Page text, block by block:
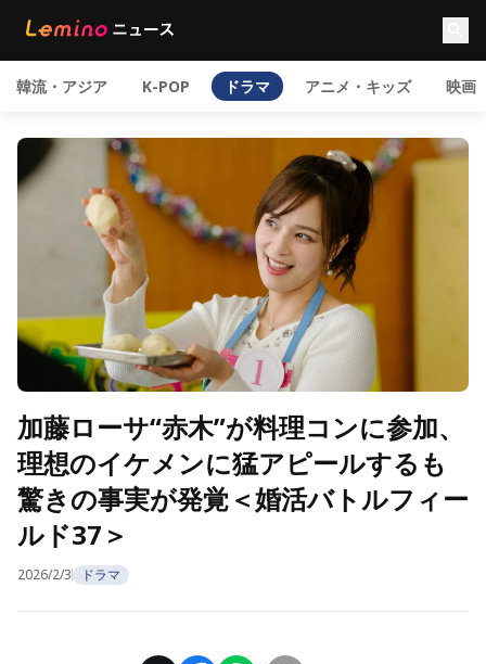
韓流・アジア K-POP ドラマ アニメ・キッズ 映画
加藤ローサ“赤木”が料理コンに参加、
理想のイケメンに猛アピールするも
驚きの事実が発覚＜婚活バトルフィー
ルド37＞
2026/2/3 ドラマ